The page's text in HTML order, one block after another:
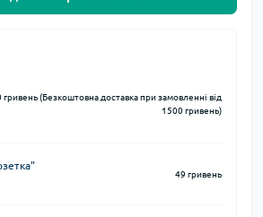
гривень (Безкоштовна доставка при замовленні від
1500 гривень)
49 гривень